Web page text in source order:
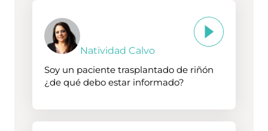
Natividad Calvo
Soy un paciente trasplantado de riñón
¿de qué debo estar informado?